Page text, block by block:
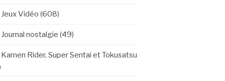
Jeux Vidéo (608)
Journal nostalgie (49)
Kamen Rider, Super Sentai et Tokusatsu